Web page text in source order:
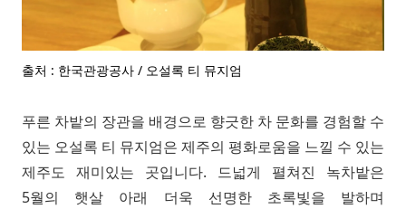
출처 : 한국관광공사 / 오설록 티 뮤지엄
푸른 차밭의 장관을 배경으로 향긋한 차 문화를 경험할 수
있는 오설록 티 뮤지엄은 제주의 평화로움을 느낄 수 있는
제주도 재미있는 곳입니다. 드넓게 펼쳐진 녹차밭은
5월의 햇살 아래 더욱 선명한 초록빛을 발하며